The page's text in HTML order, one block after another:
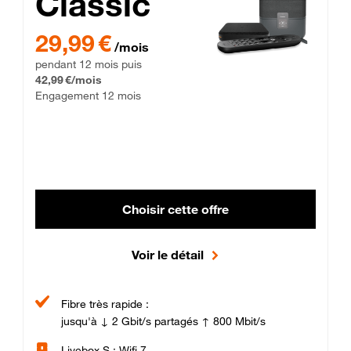
29,99 € par mois pendant 12 mois puis 42,99 € par mois,
29,99 € /mois
pendant 12 mois puis
42,99 €/mois
Engagement 12 mois
Choisir cette offre
Voir le détail
Fibre très rapide :
jusqu'à ↓ 2 Gbit/s partagés ↑ 800 Mbit/s